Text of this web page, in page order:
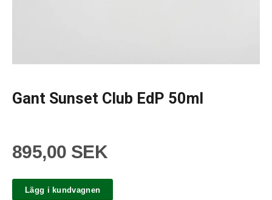
Gant Sunset Club EdP 50ml
895,00 SEK
Lägg i kundvagnen